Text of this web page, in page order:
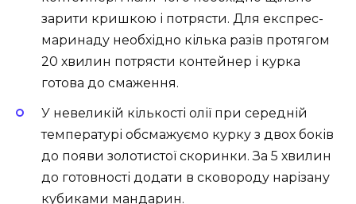
зарити кришкою і потрясти. Для експрес-
маринаду необхідно кілька разів протягом
20 хвилин потрясти контейнер і курка
готова до смаження.
У невеликій кількості олії при середній
температурі обсмажуємо курку з двох боків
до появи золотистої скоринки. За 5 хвилин
до готовності додати в сковороду нарізану
кубиками мандарин.